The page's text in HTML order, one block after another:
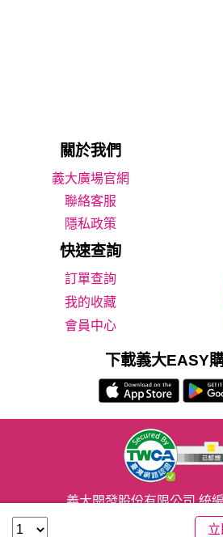
關於我們
義大廣場官網
聯絡客服
隱私政策
快速查詢
我的收藏
會員中心
下載義大EASY
義大開發股份有限公司 統
CopyRight© 2020義联